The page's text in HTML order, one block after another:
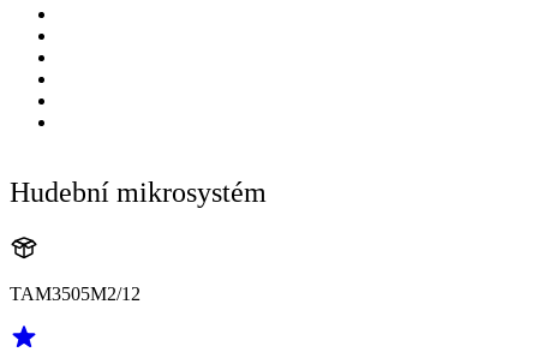
Hudební mikrosystém
TAM3505M2/12